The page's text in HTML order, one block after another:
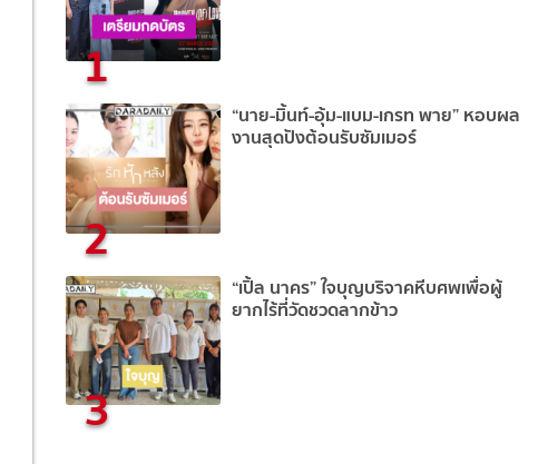
1
2
“นาย-มิ้นท์-อุ้ม-แบม-เกรท พาย” หอบผล
งานสุดปังต้อนรับซัมเมอร์
3
“เปิ้ล นาคร” ใจบุญบริจาคหีบศพเพื่อผู้
ยากไร้ที่วัดชวดลากข้าว